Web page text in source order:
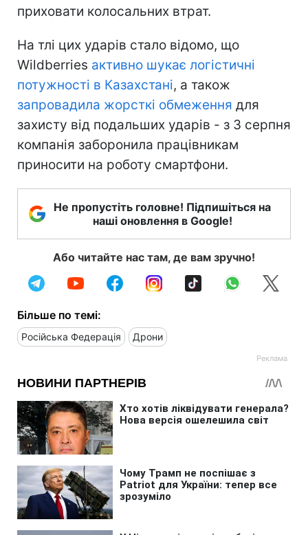
приховати колосальних втрат.
На тлі цих ударів стало відомо, що
Wildberries активно шукає логістичні
потужності в Казахстані, а також
запровадила жорсткі обмеження для
захисту від подальших ударів - з 3 серпня
компанія заборонила працівникам
приносити на роботу смартфони.
Не пропустіть головне! Підпишіться на
наші оновлення в Google!
Або читайте нас там, де вам зручно!
Більше по темі:
Російська Федерація Дрони